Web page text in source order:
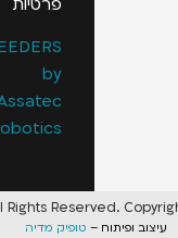
AFEEDERS
Robotics
All Rights
–טופיק מדיה